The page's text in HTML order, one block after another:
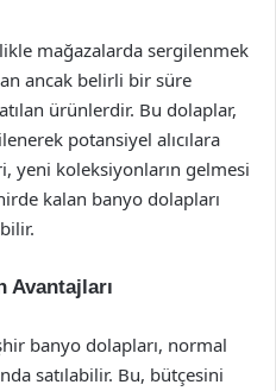
mağazalarda sergilenmek
ancak belirli bir süre
ürünlerdir. Bu dolaplar,
potansiyel alıcılara
yeni koleksiyonların gelmesi
kalan banyo dolapları
Avantajları
banyo dolapları, normal
satılabilir. Bu, bütçesini